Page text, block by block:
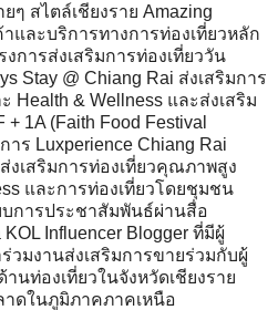
ๆ สไตล์เชียงราย Amazing
และบริการทางการท่องเที่ยวหลัก
การส่งเสริมการท่องเที่ยววัน
Stay @ Chiang Rai ส่งเสริมการ
Health & Wellness และส่งเสริม
+ 1A (Faith Food Festival
าร Luxperience Chiang Rai
งเสริมการท่องเที่ยวคุณภาพสูง
และการท่องเที่ยวโดยชุมชน
การประชาสัมพันธ์ผ่านสื่อ
Influencer Blogger ที่มีผู้
มงานส่งเสริมการขายร่วมกับผู้
นท่องเที่ยวในจังหวัดเชียงราย
าดในภูมิภาคภาคเหนือ